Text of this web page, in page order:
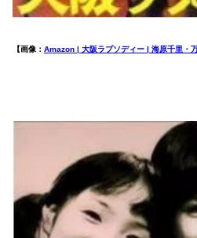
【画像： Amazon | 大阪ラプソディー | 海原千里・